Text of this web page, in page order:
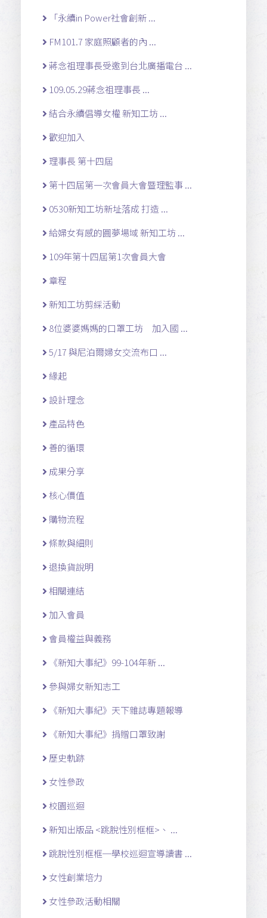
「永續in Power社會創新 ...
FM101.7 家庭照顧者的內 ...
蔣念祖理事長受邀到台北廣播電台 ...
109.05.29蔣念祖理事長 ...
結合永續倡導女權 新知工坊 ...
歡迎加入
理事長 第十四屆
第十四屆第一次會員大會暨理監事 ...
0530新知工坊新址落成 打造 ...
給婦女有感的圓夢場域 新知工坊 ...
109年第十四屆第1次會員大會
章程
新知工坊剪綵活動
8位婆婆媽媽的口罩工坊 加入國 ...
5/17 與尼泊爾婦女交流布口 ...
緣起
設計理念
產品特色
善的循環
成果分享
核心價值
購物流程
條款與細則
退換貨說明
相關連結
加入會員
會員權益與義務
《新知大事紀》99-104年新 ...
參與婦女新知志工
《新知大事紀》天下雜誌專題報導
《新知大事紀》捐贈口罩致謝
歷史軌跡
女性參政
校園巡迴
新知出版品 <跳脫性別框框>、 ...
跳脫性別框框─學校巡迴宣導讀書 ...
女性創業培力
女性參政活動相關